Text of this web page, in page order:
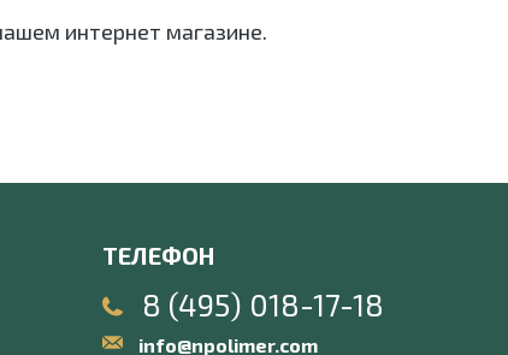
интернет магазине.
ТЕЛЕФОН
8 (495) 018-17-18
info@npolimer.com